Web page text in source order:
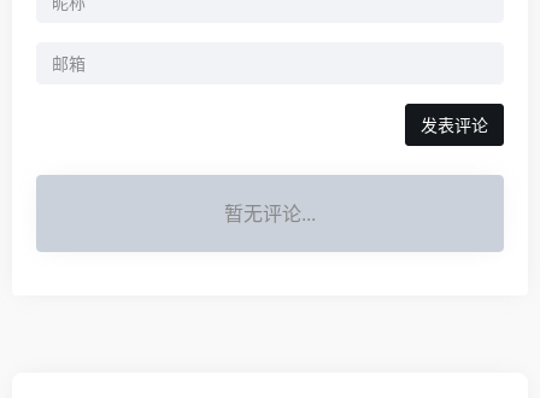
发表评论
暂无评论...